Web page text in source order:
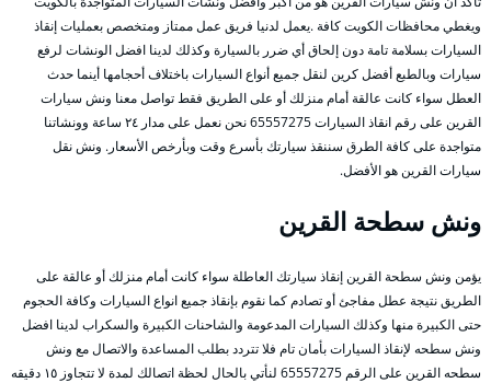
ويغطي محافظات الكويت كافة .يعمل لدنيا فريق عمل ممتاز ومتخصص بعمليات إنقاذ
السيارات بسلامة تامة دون إلحاق أي ضرر بالسيارة وكذلك لدينا افضل الونشات لرفع
سيارات وبالطبع أفضل كرين لنقل جميع أنواع السيارات باختلاف أحجامها أينما حدث
العطل سواء كانت عالقة أمام منزلك أو على الطريق فقط تواصل معنا ونش سيارات
القرين على رقم انقاذ السيارات 65557275 نحن نعمل على مدار ٢٤ ساعة وونشاتنا
متواجدة على كافة الطرق سننقذ سيارتك بأسرع وقت وبأرخص الأسعار. ونش نقل
سيارات القرين هو الأفضل.
ونش سطحة القرين
يؤمن ونش سطحة القرين إنقاذ سيارتك العاطلة سواء كانت أمام منزلك أو عالقة على
الطريق نتيجة عطل مفاجئ أو تصادم كما نقوم بإنقاذ جميع انواع السيارات وكافة الحجوم
حتى الكبيرة منها وكذلك السيارات المدعومة والشاحنات الكبيرة والسكراب لدينا افضل
ونش سطحه لإنقاذ السيارات بأمان تام فلا تتردد بطلب المساعدة والاتصال مع ونش
سطحه القرين على الرقم 65557275 لنأتي بالحال لحظة اتصالك لمدة لا تتجاوز ١٥ دقيقه